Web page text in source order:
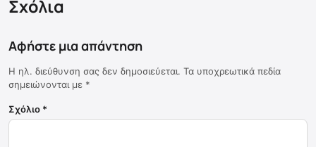
Σχόλια
Αφήστε μια απάντηση
Η ηλ. διεύθυνση σας δεν δημοσιεύεται. Τα υποχρεωτικά πεδία
σημειώνονται με *
Σχόλιο *